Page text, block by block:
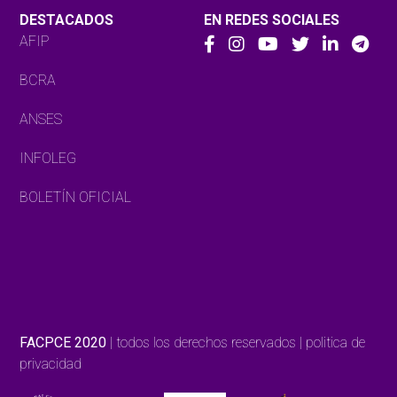
DESTACADOS
AFIP
BCRA
ANSES
INFOLEG
BOLETÍN OFICIAL
EN REDES SOCIALES
FACPCE 2020 | todos los derechos reservados | politica de
privacidad